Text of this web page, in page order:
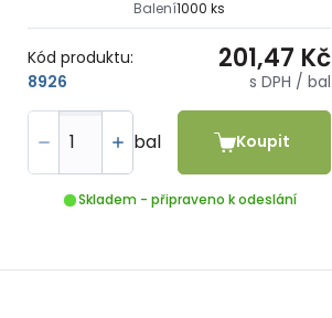
Balení1000 ks
Kód produktu:
8926
201,47 Kč
s DPH / bal
bal Koupit
Skladem - připraveno k odeslání